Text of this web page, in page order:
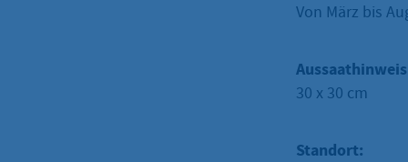
Von März bis
30 x 30 cm
Standort: